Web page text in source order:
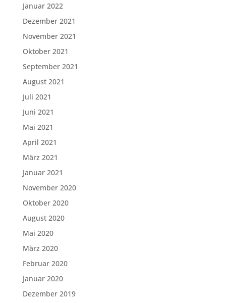
Januar 2022
Dezember 2021
November 2021
Oktober 2021
September 2021
August 2021
Juli 2021
Juni 2021
Mai 2021
April 2021
März 2021
Januar 2021
November 2020
Oktober 2020
August 2020
Mai 2020
März 2020
Februar 2020
Januar 2020
Dezember 2019